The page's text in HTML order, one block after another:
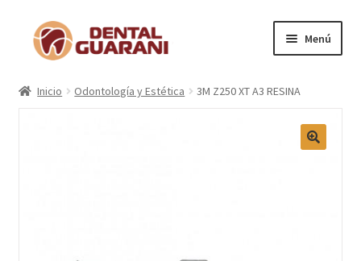
Menú
Inicio
Inicio Odontología y Estética 3M Z250 XT A3 RESINA